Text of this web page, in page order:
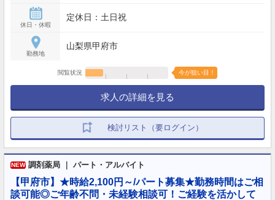
休日・休暇
定休日：土日祝
勤務地
山梨県甲府市
閲覧状況 今が狙い目！
求人の詳細を見る
検討リスト（要ログイン）
NEW 調剤薬局 ｜ パート・アルバイト
【甲府市】★時給2,100円～/パート募集★勤務時間はご相
談可能◎ご年齢不問・未経験相談可！ご経験を活かして